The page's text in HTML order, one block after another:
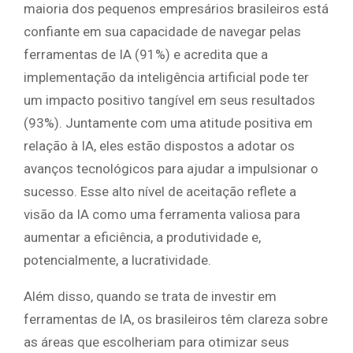
maioria dos pequenos empresários brasileiros está
confiante em sua capacidade de navegar pelas
ferramentas de IA (91%) e acredita que a
implementação da inteligência artificial pode ter
um impacto positivo tangível em seus resultados
(93%). Juntamente com uma atitude positiva em
relação à IA, eles estão dispostos a adotar os
avanços tecnológicos para ajudar a impulsionar o
sucesso. Esse alto nível de aceitação reflete a
visão da IA como uma ferramenta valiosa para
aumentar a eficiência, a produtividade e,
potencialmente, a lucratividade.
Além disso, quando se trata de investir em
ferramentas de IA, os brasileiros têm clareza sobre
as áreas que escolheriam para otimizar seus